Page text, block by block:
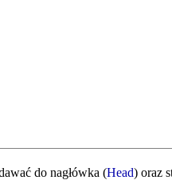
do nagłówka (Head) oraz